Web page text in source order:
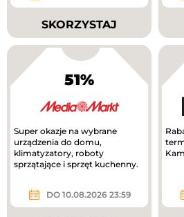
SKORZYSTAJ
51%
Super okazje na wybrane
urządzenia do domu,
klimatyzatory, roboty
sprzątające i sprzęt kuchenny.
DO 10.08.2026 23:59